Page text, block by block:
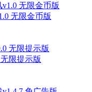
无限金币版
限提示版